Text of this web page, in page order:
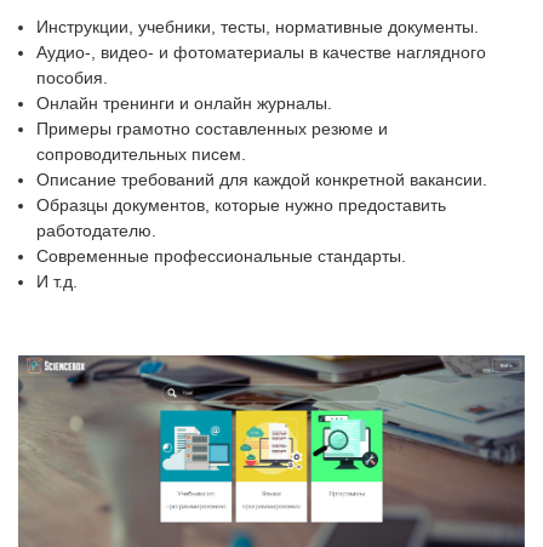
Инструкции, учебники, тесты, нормативные документы.
Аудио-, видео- и фотоматериалы в качестве наглядного
пособия.
Онлайн тренинги и онлайн журналы.
Примеры грамотно составленных резюме и
сопроводительных писем.
Описание требований для каждой конкретной вакансии.
Образцы документов, которые нужно предоставить
работодателю.
Современные профессиональные стандарты.
И т.д.